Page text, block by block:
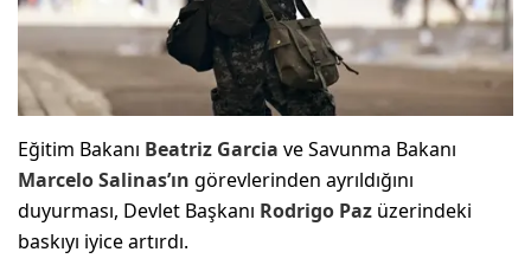
Eğitim Bakanı Beatriz Garcia ve Savunma Bakanı
Marcelo Salinas’ın görevlerinden ayrıldığını
duyurması, Devlet Başkanı Rodrigo Paz üzerindeki
baskıyı iyice artırdı.